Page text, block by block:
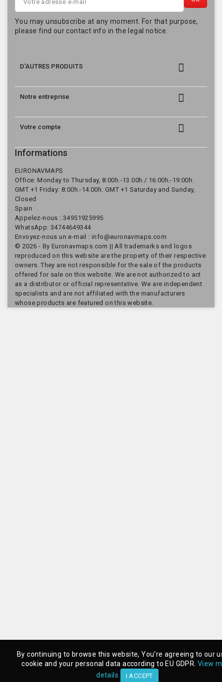
By continuing to browse this website, You’re agreeing to our
cookie and your personal data according to EU GDPR. View
details
I ACCEPT
You may unsubscribe at any moment. For that purpose,
please find our contact info in the legal notice.
D'AUTRES PRODUITS 
Notre entreprise 
Votre compte 
Informations
EURONAVMAPS
Office: Monday to Thursday, 8:00h.-13.00h./ 16:00h.-19:00h.
GMT +1 Friday: 8:00h.-14:00h. GMT +1 Saturday and Sunday,
Closed
Spain
Appelez-nous :34951925995
WhatsApp: 34744649344
Envoyez-nous un e-mail : info@euronavmaps.com
By continuing to browse this website, You’re agreeing to our
cookie and your personal data according to EU GDPR. View
details
I ACCEPT
© 2026 - By Euronavmaps.com || All trademarks and logos
reproduced on this website are the property of their respective
owners. They are not responsible for the sale of the products
offered for sale on this website. We are not authorized to act
as a distributor or official representative. We are independent
specialists and are not affiliated with the manufacturers
whose products are featured on this website.